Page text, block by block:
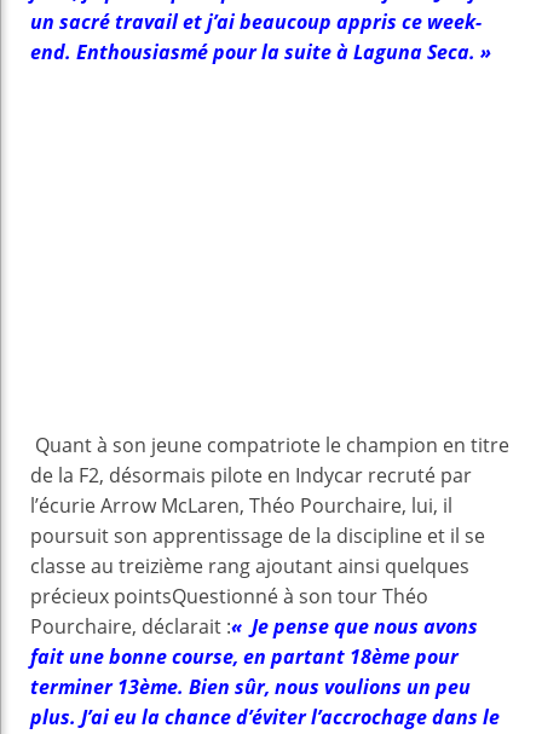
un sacré travail et j’ai beaucoup appris ce week-
end. Enthousiasmé pour la suite à Laguna Seca. »
Quant à son jeune compatriote le champion en titre
de la F2, désormais pilote en Indycar recruté par
l’écurie Arrow McLaren, Théo Pourchaire, lui, il
poursuit son apprentissage de la discipline et il se
classe au treizième rang ajoutant ainsi quelques
précieux pointsQuestionné à son tour Théo
Pourchaire, déclarait :« Je pense que nous avons
fait une bonne course, en partant 18ème pour
terminer 13ème. Bien sûr, nous voulions un peu
plus. J’ai eu la chance d’éviter l’accrochage dans le